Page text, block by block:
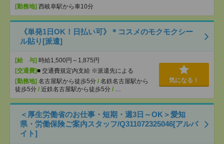
[勤務地] 西岐阜駅から車10分
《単発1日OK！日払い可》＊コスメのモクモクシー
ル貼り[派遣]
[給 与] 時給1,500円～1,875円
[交通費]■ 交通費規定内支給 ※派遣先による
[勤務地] 名古屋駅から徒歩5分 / 名鉄名古屋駅から
徒歩5分 / 近鉄名古屋駅から徒歩5分 / …
気になる！
＜厚生労働省のお仕事・短期・週3日～OK＞愛知
県・労働保険ご案内スタッフ/Q311072325046[アルバ
イト]